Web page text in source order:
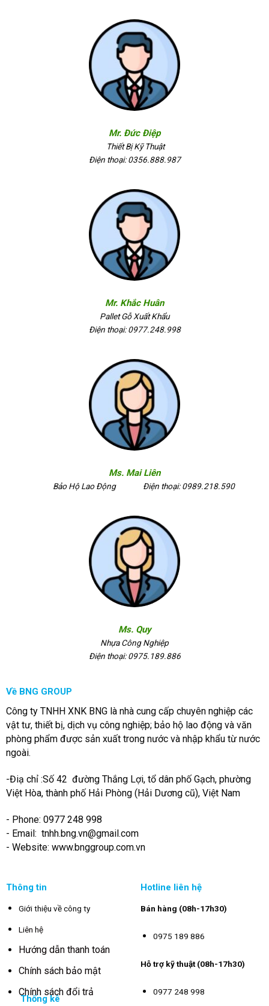
Mr. Đức Điệp
Thiết Bị Kỹ Thuật
Điện thoại: 0356.888.987
Mr. Khắc Huân
Pallet Gỗ Xuất Khẩu
Điện thoại: 0977.248.998
Ms. Mai Liên
Bảo Hộ Lao Động Điện thoại: 0989.218.590
Ms. Quy
Nhựa Công Nghiệp
Điện thoại: 0975.189.886
Về BNG GROUP
Công ty TNHH XNK BNG là nhà cung cấp chuyên nghiệp các
vật tư, thiết bị, dịch vụ công nghiệp; bảo hộ lao động và văn
phòng phẩm được sản xuất trong nước và nhập khẩu từ nước
ngoài.
-Điạ chỉ :Số 42 đường Thắng Lợi, tổ dân phố Gạch, phường
Việt Hòa, thành phố Hải Phòng (Hải Dương cũ), Việt Nam
- Phone: 0977 248 998
- Email: tnhh.bng.vn@gmail.com
- Website: www.bnggroup.com.vn
Thông tin
Giới thiệu về công ty
Liên hệ
Hướng dẫn thanh toán
Chính sách bảo mật
Chính sách đổi trả
Hotline liên hệ
Bán hàng (08h-17h30)
0975 189 886
Hỗ trợ kỹ thuật (08h-17h30)
0977 248 998
Thống kê